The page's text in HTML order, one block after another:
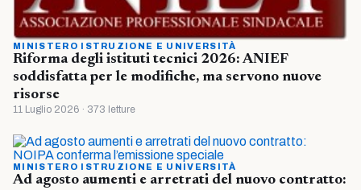
MINISTERO ISTRUZIONE E UNIVERSITÀ
Riforma degli istituti tecnici 2026: ANIEF
soddisfatta per le modifiche, ma servono nuove
risorse
11 Luglio 2026 · 373 letture
MINISTERO ISTRUZIONE E UNIVERSITÀ
Ad agosto aumenti e arretrati del nuovo contratto: